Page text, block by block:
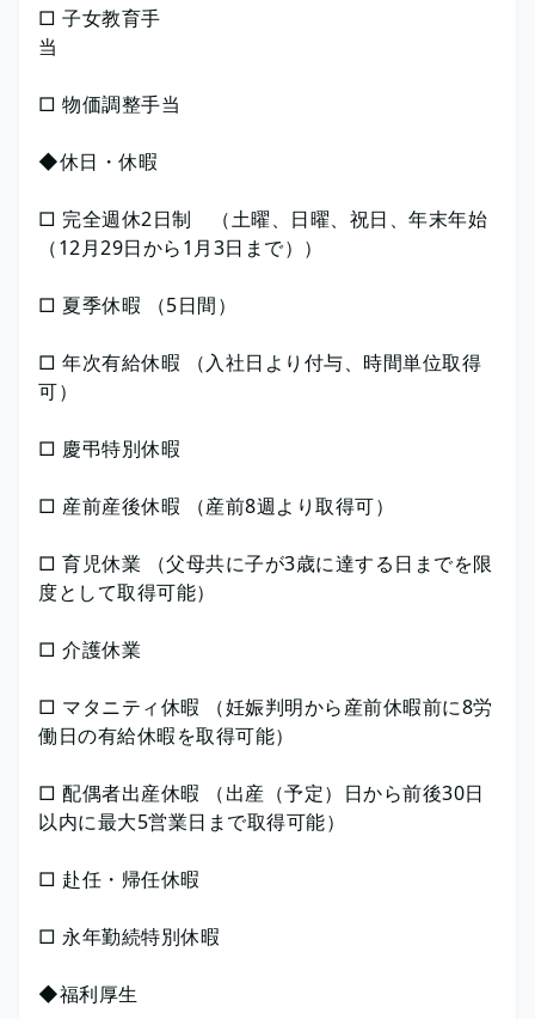
□ 子女教育手
□ 物価調整手当
◆休日・休暇
□ 完全週休2日制 （土曜、日曜、祝日、年末年始
（12月29日から1月3日まで））
□ 夏季休暇 （5日間）
□ 年次有給休暇 （入社日より付与、時間単位取得
可）
□ 慶弔特別休暇
□ 産前産後休暇 （産前8週より取得可）
□ 育児休業 （父母共に子が3歳に達する日までを限
度として取得可能）
□ 介護休業
□ マタニティ休暇 （妊娠判明から産前休暇前に8労
働日の有給休暇を取得可能）
□ 配偶者出産休暇 （出産（予定）日から前後30日
以内に最大5営業日まで取得可能）
□ 赴任・帰任休暇
□ 永年勤続特別休暇
◆福利厚生